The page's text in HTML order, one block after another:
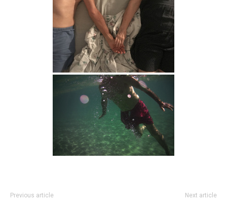
Previous article Next article